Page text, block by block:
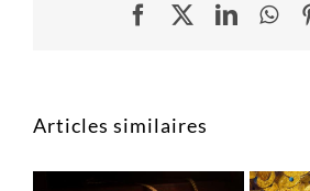
Facebook
Articles similaires